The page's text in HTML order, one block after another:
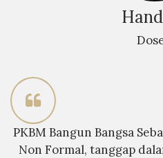
PKBM Bangun Bangsa
Non Formal, tanggap